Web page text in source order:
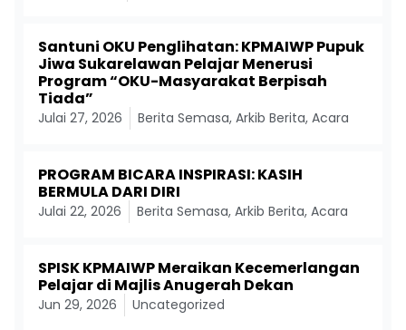
Santuni OKU Penglihatan: KPMAIWP Pupuk
Jiwa Sukarelawan Pelajar Menerusi
Program “OKU-Masyarakat Berpisah
Tiada”
Julai 27, 2026 Berita Semasa, Arkib Berita, Acara
PROGRAM BICARA INSPIRASI: KASIH
BERMULA DARI DIRI
Julai 22, 2026 Berita Semasa, Arkib Berita, Acara
SPISK KPMAIWP Meraikan Kecemerlangan
Pelajar di Majlis Anugerah Dekan
Jun 29, 2026 Uncategorized